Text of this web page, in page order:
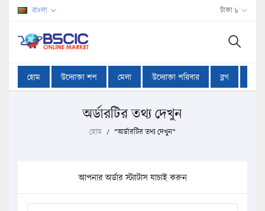
বাংলা টাকা ৳
হোম উদ্যোক্তা শপ মেলা উদ্যোক্তা পরিবার ব্লগ
অর্ডারটির তথ্য দেখুন
হোম "অর্ডারটির তথ্য দেখুন"
আপনার অর্ডার স্ট্যাটাস যাচাই করুন